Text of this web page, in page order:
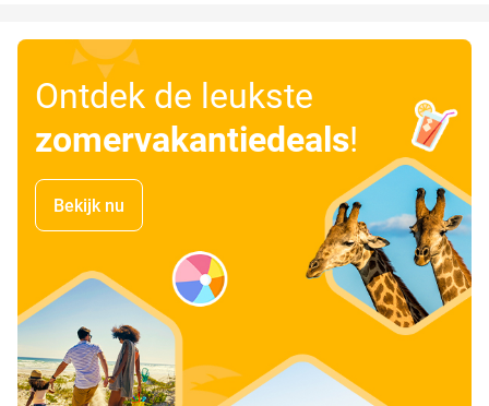
Ontdek de leukste
zomervakantiedeals!
Bekijk nu